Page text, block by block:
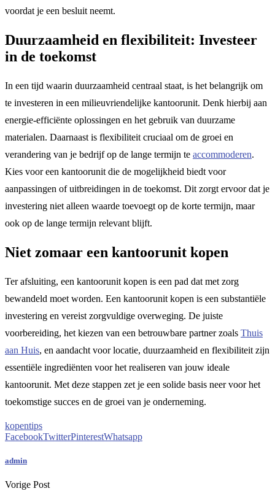
voordat je een besluit neemt.
Duurzaamheid en flexibiliteit: Investeer
in de toekomst
In een tijd waarin duurzaamheid centraal staat, is het belangrijk om
te investeren in een milieuvriendelijke kantoorunit. Denk hierbij aan
energie-efficiënte oplossingen en het gebruik van duurzame
materialen. Daarnaast is flexibiliteit cruciaal om de groei en
verandering van je bedrijf op de lange termijn te accommoderen.
Kies voor een kantoorunit die de mogelijkheid biedt voor
aanpassingen of uitbreidingen in de toekomst. Dit zorgt ervoor dat je
investering niet alleen waarde toevoegt op de korte termijn, maar
ook op de lange termijn relevant blijft.
Niet zomaar een kantoorunit kopen
Ter afsluiting, een kantoorunit kopen is een pad dat met zorg
bewandeld moet worden. Een kantoorunit kopen is een substantiële
investering en vereist zorgvuldige overweging. De juiste
voorbereiding, het kiezen van een betrouwbare partner zoals Thuis
aan Huis, en aandacht voor locatie, duurzaamheid en flexibiliteit zijn
essentiële ingrediënten voor het realiseren van jouw ideale
kantoorunit. Met deze stappen zet je een solide basis neer voor het
toekomstige succes en de groei van je onderneming.
kopentips
FacebookTwitterPinterestWhatsapp
admin
Vorige Post